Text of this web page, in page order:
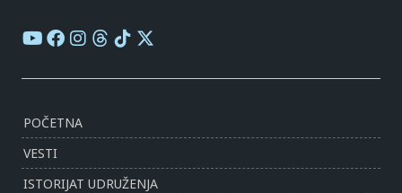
POČETNA
VESTI
ISTORIJAT UDRUŽENJA